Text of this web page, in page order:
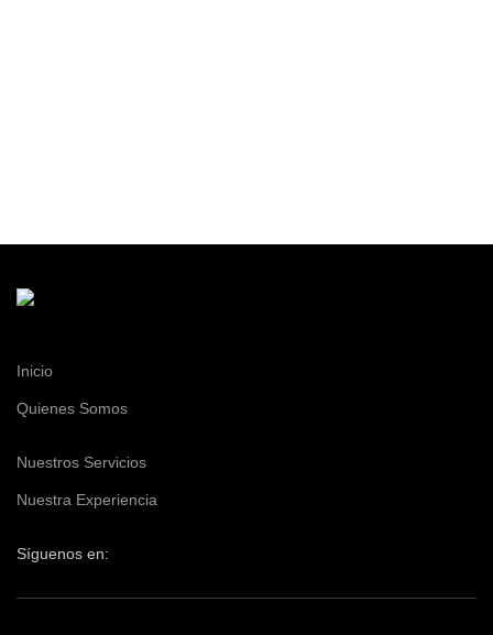
Inicio
Quienes Somos
Nuestros Servicios
Nuestra Experiencia
Síguenos en: